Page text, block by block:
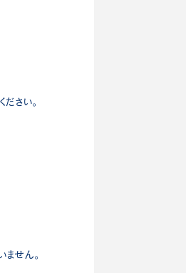
さい。
せん。